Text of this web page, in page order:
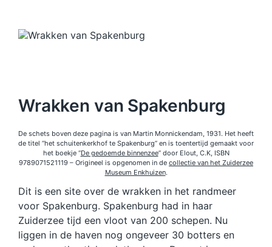
Wrakken van Spakenburg
De schets boven deze pagina is van Martin Monnickendam, 1931. Het heeft
de titel “het schuitenkerkhof te Spakenburg” en is toentertijd gemaakt voor
het boekje “De gedoemde binnenzee” door Elout, C.K, ISBN
9789071521119 – Origineel is opgenomen in de collectie van het Zuiderzee
Museum Enkhuizen.
Dit is een site over de wrakken in het randmeer
voor Spakenburg. Spakenburg had in haar
Zuiderzee tijd een vloot van 200 schepen. Nu
liggen in de haven nog ongeveer 30 botters en